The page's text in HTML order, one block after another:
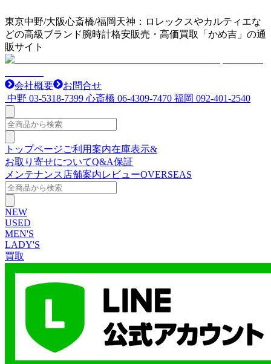
東京中野/大阪心斎橋/福岡天神：ロレックスやカルティエな
どの高級ブランド腕時計格安販売・高価買取「かめ吉」の通
販サイト
会社概要
お問合せ
中野 03-5318-7399 心斎橋 06-4309-7470 福岡 092-401-2540
トップページご利用案内在庫表示&
お取り寄せについてQ&A保証
メンテナンス 店舗案内レビューOVERSEAS
NEW
USED
MEN'S
LADY'S
買取